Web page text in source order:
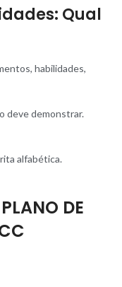
Qual
habilidades,
deve demonstrar.
alfabética.
DE